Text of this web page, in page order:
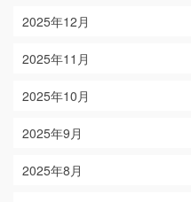
2025年12月
2025年11月
2025年10月
2025年9月
2025年8月